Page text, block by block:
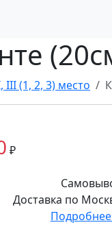
III (1, 2, 3) место
₽
Доставка по